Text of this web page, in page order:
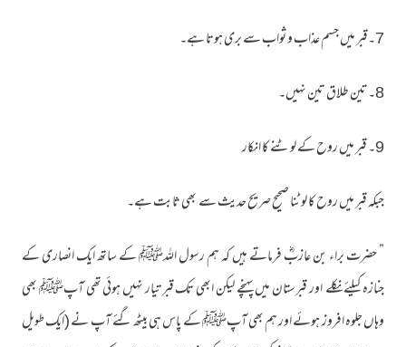
7۔قبر میں جسم عذاب و ثواب سے بری ہوتا ہے۔
8۔تین طلاق تین نہیں۔
9۔ قبر میں روح کے لوٹنے کا انکار
جبکہ قبر میں روح کا لوٹنا صحیح صریح حدیث سے بھی ثابت ہے۔
” حضرت براء بن عازبؓ فرماتے ہیں کہ ہم رسول اللہﷺ کے ساتھ ایک انصاری کے
جنازہ کیلئے نکلے اور قبرستان میں پہنچے لیکن ابھی تک قبر تیار نہیں ہوئی تھی آپﷺ بھی
وہاں جلوہ افروز ہوئے اور ہم بھی آپﷺ کے پاس ہی بیٹھ گئے آپ نے (ایک طویل